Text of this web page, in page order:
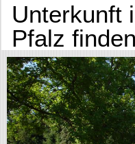
Unterkunft
Pfalz finden